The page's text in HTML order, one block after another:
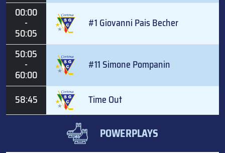
00:00
-
50:05
#1 Giovanni Pais Becher
50:05
-
60:00
#11 Simone Pompanin
58:45 Time Out
POWERPLAYS